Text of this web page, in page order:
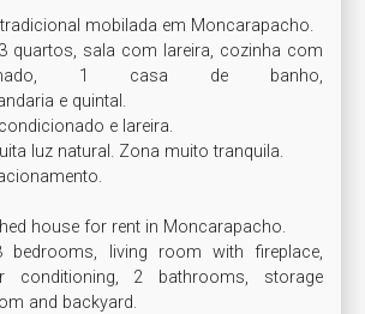
mobilada em Moncarapacho.
quartos, sala com lareira, cozinha com
1 casa de banho,
e quintal.
e lareira.
luz natural. Zona muito tranquila.
house for rent in Moncarapacho.
bedrooms, living room with fireplace,
conditioning, 2 bathrooms, storage
and backyard.